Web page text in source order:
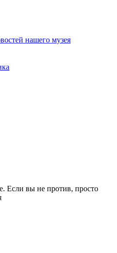
нашего музея
Если вы не против, просто